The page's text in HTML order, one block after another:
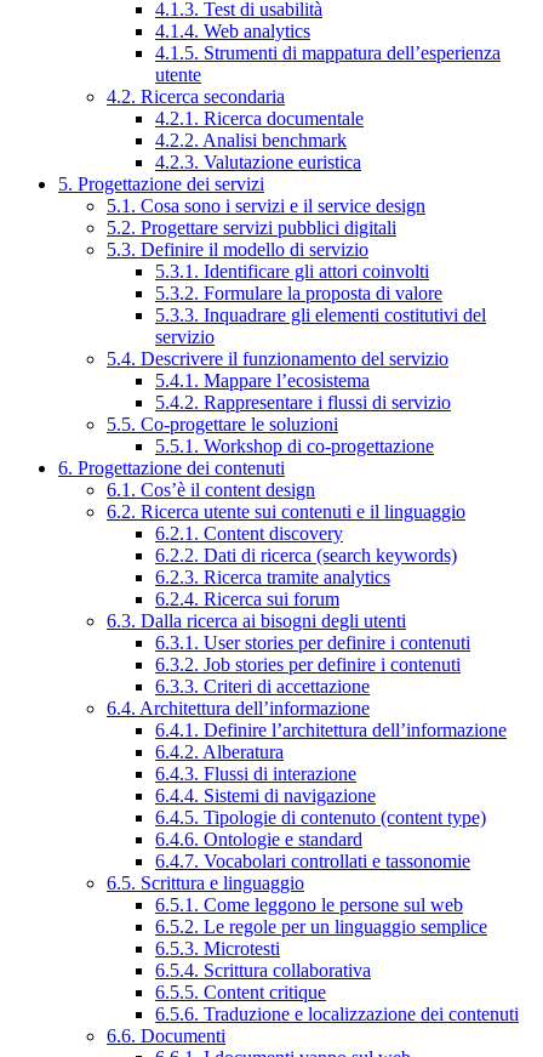
4.1.3. Test di usabilità
4.1.4. Web analytics
4.1.5. Strumenti di mappatura dell’esperienza
utente
4.2. Ricerca secondaria
4.2.1. Ricerca documentale
4.2.2. Analisi benchmark
4.2.3. Valutazione euristica
5. Progettazione dei servizi
5.1. Cosa sono i servizi e il service design
5.2. Progettare servizi pubblici digitali
5.3. Definire il modello di servizio
5.3.1. Identificare gli attori coinvolti
5.3.2. Formulare la proposta di valore
5.3.3. Inquadrare gli elementi costitutivi del
servizio
5.4. Descrivere il funzionamento del servizio
5.4.1. Mappare l’ecosistema
5.4.2. Rappresentare i flussi di servizio
5.5. Co-progettare le soluzioni
5.5.1. Workshop di co-progettazione
6. Progettazione dei contenuti
6.1. Cos’è il content design
6.2. Ricerca utente sui contenuti e il linguaggio
6.2.1. Content discovery
6.2.2. Dati di ricerca (search keywords)
6.2.3. Ricerca tramite analytics
6.2.4. Ricerca sui forum
6.3. Dalla ricerca ai bisogni degli utenti
6.3.1. User stories per definire i contenuti
6.3.2. Job stories per definire i contenuti
6.3.3. Criteri di accettazione
6.4. Architettura dell’informazione
6.4.1. Definire l’architettura dell’informazione
6.4.2. Alberatura
6.4.3. Flussi di interazione
6.4.4. Sistemi di navigazione
6.4.5. Tipologie di contenuto (content type)
6.4.6. Ontologie e standard
6.4.7. Vocabolari controllati e tassonomie
6.5. Scrittura e linguaggio
6.5.1. Come leggono le persone sul web
6.5.2. Le regole per un linguaggio semplice
6.5.3. Microtesti
6.5.4. Scrittura collaborativa
6.5.5. Content critique
6.5.6. Traduzione e localizzazione dei contenuti
6.6. Documenti